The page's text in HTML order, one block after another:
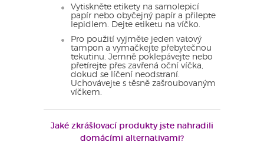
Vytiskněte etikety na samolepicí
papír nebo obyčejný papír a přilepte
lepidlem. Dejte etiketu na víčko.
Pro použití vyjměte jeden vatový
tampon a vymačkejte přebytečnou
tekutinu. Jemně poklepávejte nebo
přetírejte přes zavřená oční víčka,
dokud se líčení neodstraní.
Uchovávejte s těsně zašroubovaným
víčkem.
Jaké zkrášlovací produkty jste nahradili
domácími alternativami?